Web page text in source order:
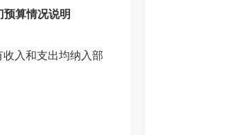
预算情况说明
收入和支出均纳入部